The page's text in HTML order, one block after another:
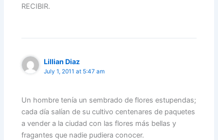
RECIBIR.
Lillian Diaz
July 1, 2011 at 5:47 am
Un hombre tenía un sembrado de flores estupendas;
cada día salían de su cultivo centenares de paquetes
a vender a la ciudad con las flores más bellas y
fragantes que nadie pudiera conocer.